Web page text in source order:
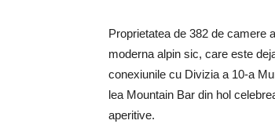
Proprietatea de 382 de camere
moderna alpin sic, care este
conexiunile cu Divizia a 10-a
lea Mountain Bar din hol
aperitive.